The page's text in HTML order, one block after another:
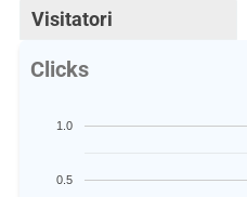
Visitatori
Clicks
0.5
1.0